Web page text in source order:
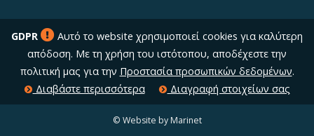
GDPR
Αυτό το website χρησιμοποιεί cookies για καλύτερη
απόδοση. Με τη χρήση του ιστότοπου, αποδέχεστε την
πολιτική μας για την Προστασία προσωπικών δεδομένων.
Διαβάστε περισσότερα
Διαγραφή στοιχείων σας
© Website by Marinet